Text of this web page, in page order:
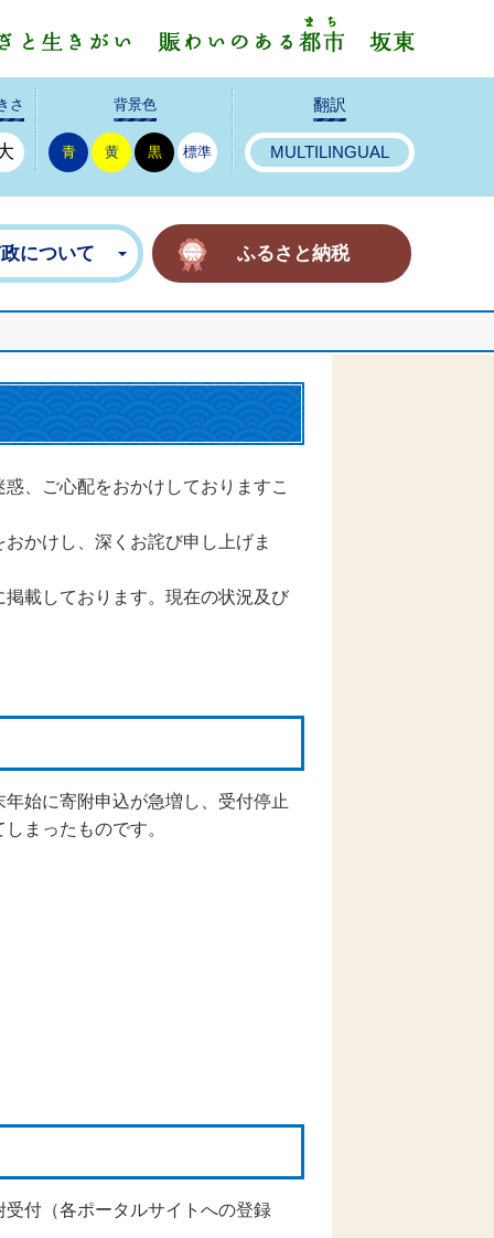
さ 背景色
青 黄 黒 標準
翻訳
MULTILINGUAL
について ふるさと納税
、ご心配をおかけしておりますこ
かけし、深くお詫び申し上げま
掲載しております。現在の状況及び
始に寄附申込が急増し、受付停止
まったものです。
付（各ポータルサイトへの登録